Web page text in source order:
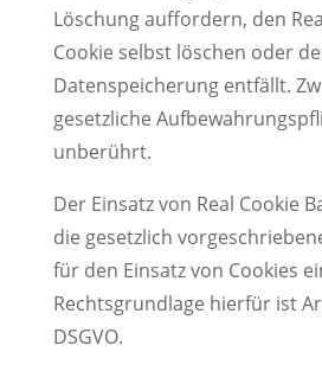
Löschung auffordern, den
Cookie selbst löschen oder
Datenspeicherung entfällt.
gesetzliche
unberührt.
Der Einsatz von Real Cookie
die gesetzlich
für den Einsatz von Cookies
Rechtsgrundlage hierfür ist
DSGVO.